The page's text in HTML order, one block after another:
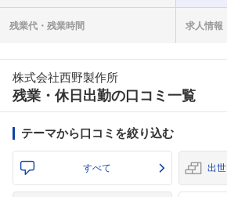
残業代・ 残業時間 求人情報
株式会社西野製作所
残業・休日出勤の口コミ一覧
テーマから口コミを絞り込む
すべて 出世